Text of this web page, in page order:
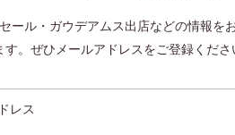
ール・ガウデアムス出店などの情報を
す。ぜひメールアドレスをご登録くださ
レス